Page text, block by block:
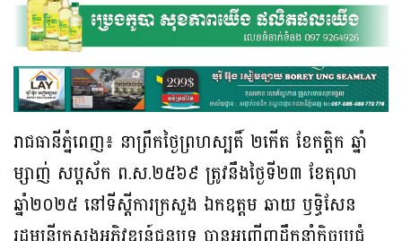
រាជធានីភ្នំពេញ៖ នាព្រឹកថ្ងៃព្រហស្បតិ៍ ២កើត ខែកត្តិក ឆ្នាំ
ម្សាញ់ សប្ដស័ក ព.ស.២៥៦៩ ត្រូវនឹងថ្ងៃទី២៣ ខែតុលា
ឆ្នាំ២០២៥ នៅទីស្ដីការក្រសួង ឯកឧត្តម ឆាយ ឫទ្ធិសែន